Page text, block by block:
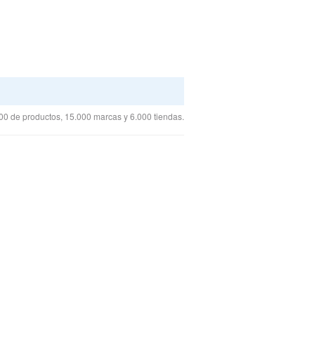
de productos, 15.000 marcas y 6.000 tiendas.